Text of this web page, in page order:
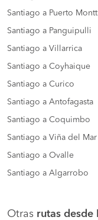
Santiago a Puerto Montt
Santiago a Panguipulli
Santiago a Villarrica
Santiago a Coyhaique
Santiago a Curico
Santiago a Antofagasta
Santiago a Coquimbo
Santiago a Viña del Mar
Santiago a Ovalle
Santiago a Algarrobo
Otras rutas desde